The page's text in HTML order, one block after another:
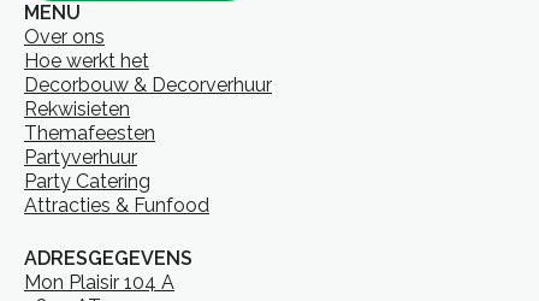
MENU
Over ons
Hoe werkt het
Decorbouw & Decorverhuur
Rekwisieten
Themafeesten
Partyverhuur
Party Catering
Attracties & Funfood
ADRESGEGEVENS
Mon Plaisir 104 A